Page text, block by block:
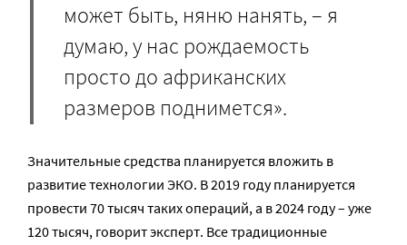
может быть, няню нанять, – я
думаю, у нас рождаемость
просто до африканских
размеров поднимется».
Значительные средства планируется вложить в
развитие технологии ЭКО. В 2019 году планируется
провести 70 тысяч таких операций, а в 2024 году – уже
120 тысяч, говорит эксперт. Все традиционные